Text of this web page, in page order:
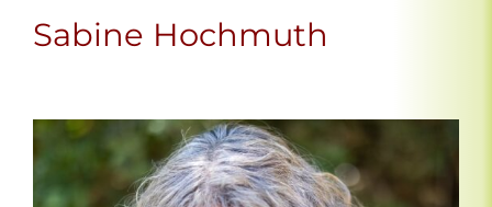
Sabine Hochmuth